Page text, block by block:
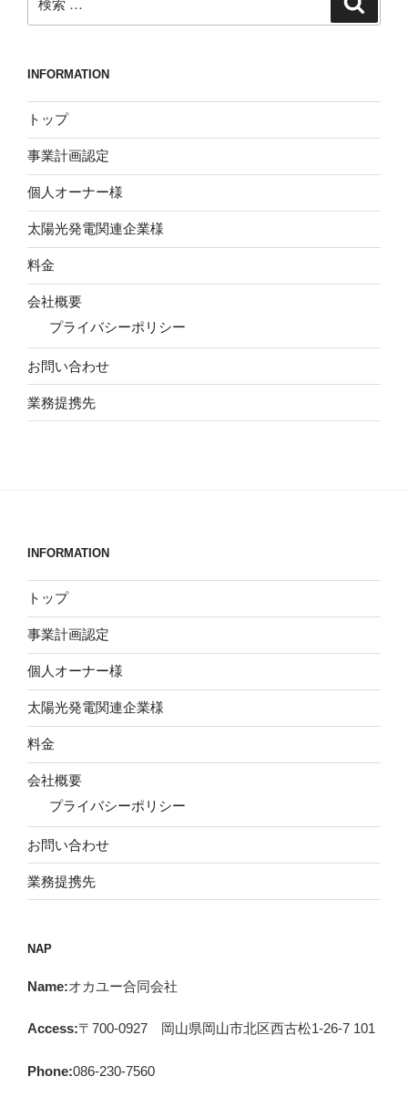
索:
INFORMATION
トップ
事業計画認定
個人オーナー様
太陽光発電関連企業様
料金
会社概要
プライバシーポリシー
お問い合わせ
業務提携先
INFORMATION
トップ
事業計画認定
個人オーナー様
太陽光発電関連企業様
料金
会社概要
プライバシーポリシー
お問い合わせ
業務提携先
NAP
Name:オカユー合同会社
Access:〒700-0927 岡山県岡山市北区西古松1-26-7 101
Phone:086-230-7560